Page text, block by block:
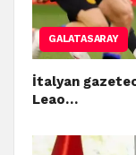
GALATASARAY
İtalyan
Leao…